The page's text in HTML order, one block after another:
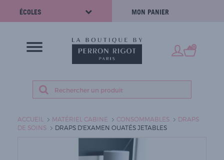
ÉCOLES MON PANIER
0
ACCUEIL MATÉRIEL CABINE CONSOMMABLES
DRAPS
DE SOINS
DRAPS D'EXAMEN OUATÉS JETABLES